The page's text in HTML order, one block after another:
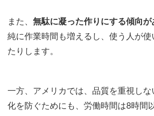
また、 無駄に凝った作りにする傾向が
純に作業時間も増えるし、使う人が使
たりします。
一方、アメリカでは、品質を重視し
化を防ぐためにも、労働時間は8時間